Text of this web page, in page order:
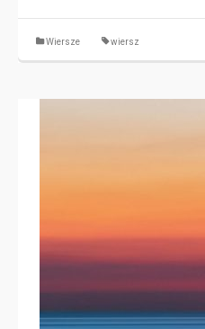
Wiersze wiersz